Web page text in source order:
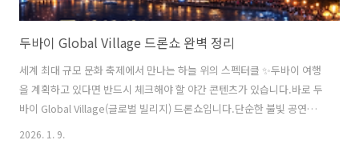
두바이 Global Village 드론쇼 완벽 정리
세계 최대 규모 문화 축제에서 만나는 하늘 위의 스펙터클 ✨두바이 여행
을 계획하고 있다면 반드시 체크해야 할 야간 콘텐츠가 있습니다.바로 두
바이 Global Village(글로벌 빌리지) 드론쇼입니다.단순한 불빛 공연을
넘어, 문화·스토리·첨단 기술이 결합된 이 드론쇼는 매 시즌 전 세계 관
2026. 1. 9.